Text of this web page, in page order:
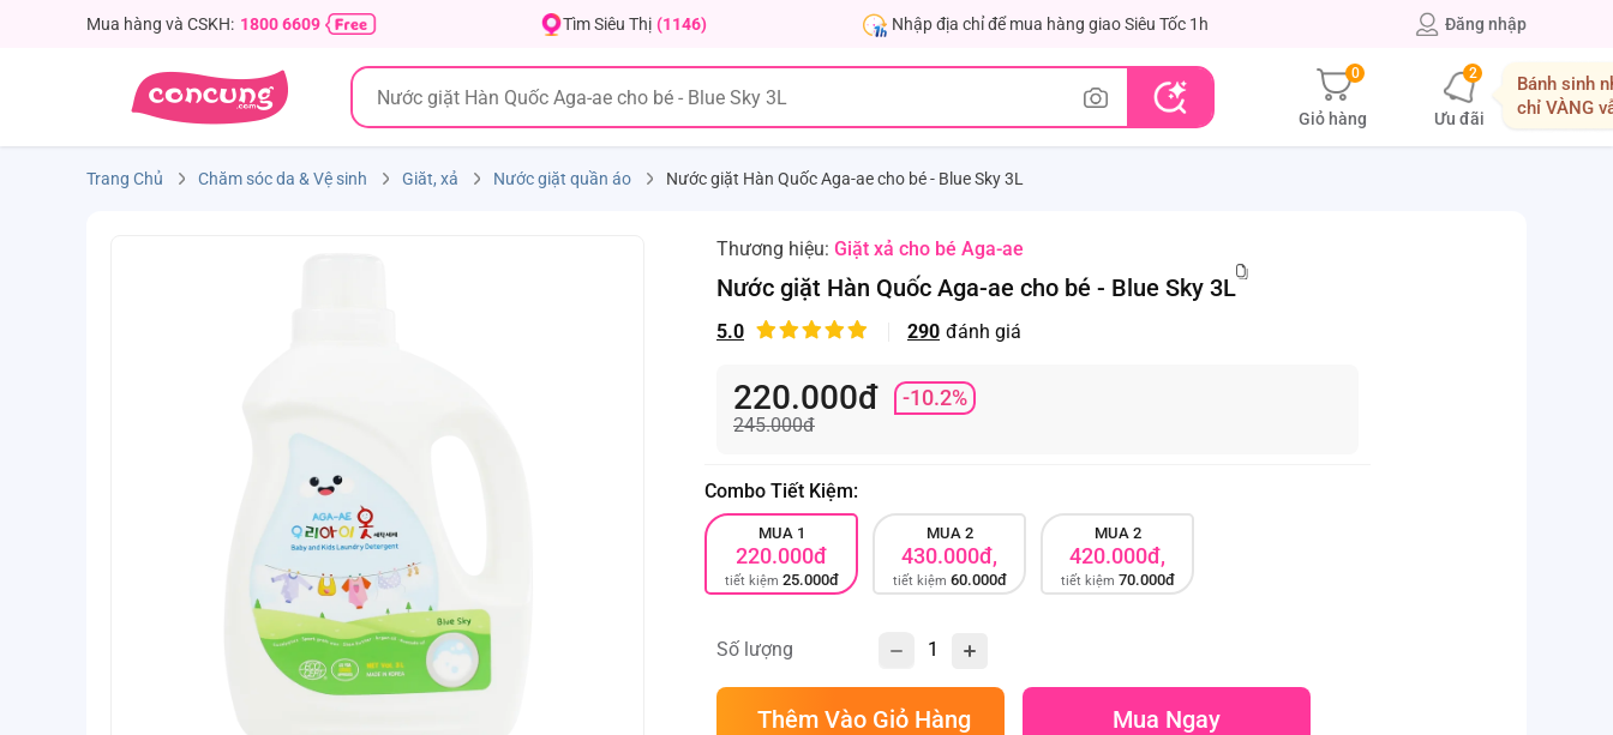
Mua hàng và CSKH: 1800 6609 Tìm Siêu Thị (1146) Nhập địa chỉ để mua hàng giao Siêu Tốc 1h Đăng nhập
0
Giỏ hàng
2
Ưu đãi
Bánh sinh
chỉ VÀNG
Trang Chủ Chăm sóc da & Vệ sinh Giăt, xả Nước giặt quần áo Nước giặt Hàn Quốc Aga-ae cho bé - Blue Sky 3L
Thương hiệu: Giặt xả cho bé Aga-ae
Nước giặt Hàn Quốc Aga-ae cho bé - Blue Sky 3L
5.0 290 đánh giá
220.000đ -10.2%
245.000đ
Combo Tiết Kiệm:
MUA 1
220.000đ
tiết kiệm 25.000đ
MUA 2
430.000đ,
tiết kiệm 60.000đ
MUA 2
420.000đ,
tiết kiệm 70.000đ
Số lượng
Thêm Vào Giỏ Hàng Mua Ngay